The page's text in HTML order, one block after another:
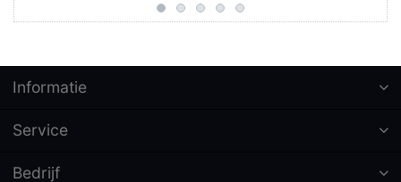
Informatie
Service
Bedrijf